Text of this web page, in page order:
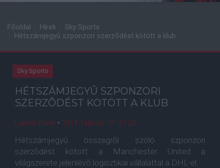
Főoldal Hírek
Sky Sports
Hétszámjegyû szponzori szerzõdést kötött a klub
Sky Sports
HÉTSZÁMJEGYÛ SZPONZORI
SZERZÕDÉST KÖTÖTT A KLUB
Lakner Péter • 2011. február. 11. 21:20
Hétszámjegyû összegrõl szóló szponzori
szerzõdést kötött a Manchester United a
világszerete jelenlévõ logisztikai vállalattal a DHL-el.